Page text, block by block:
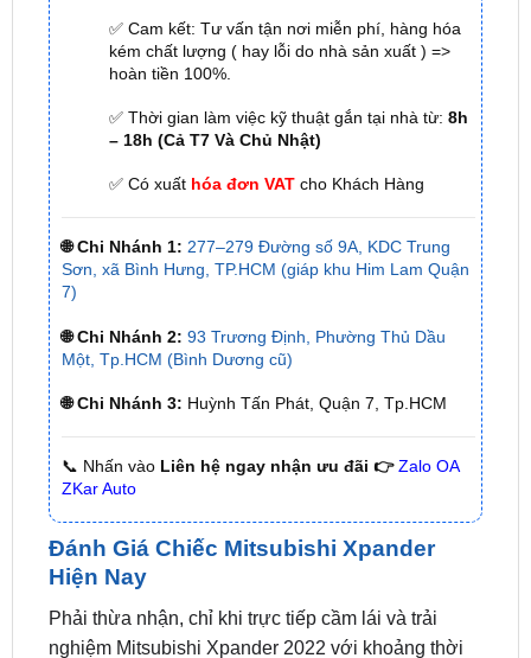
✅ Thời gian làm việc kỹ thuật gắn tại nhà từ:8h
– 18h (Cả T7 Và Chủ Nhật)
✅ Có xuấthóa đơn VATcho Khách Hàng
🌐 Chi Nhánh 1: 277–279 Đường số 9A, KDC Trung
🌐 Chi Nhánh 2: 93 Trương Định, Phường Thủ Dầu
Một, Tp.HCM (Bình Dương cũ)
🌐 Chi Nhánh 3: Huỳnh Tấn Phát, Quận 7, Tp.HCM
📞 Nhấn vàoLiên hệ ngay nhận ưu đãi 👉 Zalo OA
Đánh Giá Chiếc Mitsubishi Xpander
Hiện Nay
Phải thừa nhận, chỉ khi trực tiếp cầm lái và trải
nghiệm Mitsubishi Xpander 2022 với khoảng thời
gian đủ dài và quãng đường đủ lớn, người dùng
mới thực sự cảm nhận được hết những “cái hay”,